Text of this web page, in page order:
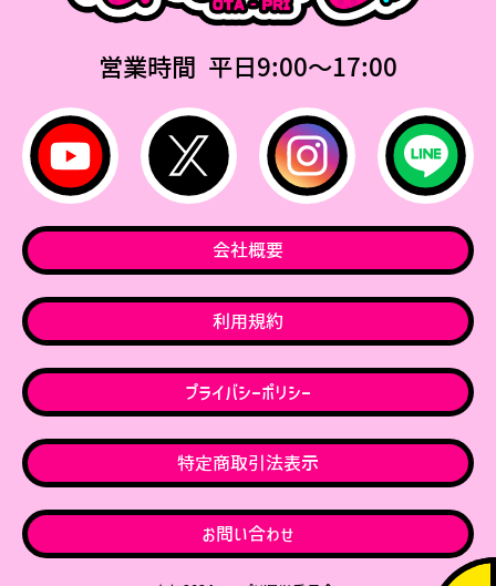
営業時間 平日9:00〜17:00
会社概要
利用規約
プライバシーポリシー
特定商取引法表示
お問い合わせ